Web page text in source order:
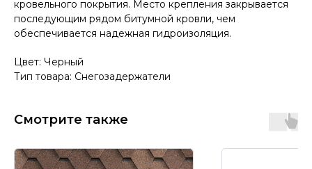
кровельного покрытия. Место крепления закрывается
последующим рядом битумной кровли, чем
обеспечивается надежная гидроизоляция.
Цвет: Черный
Тип товара: Снегозадержатели
Смотрите также